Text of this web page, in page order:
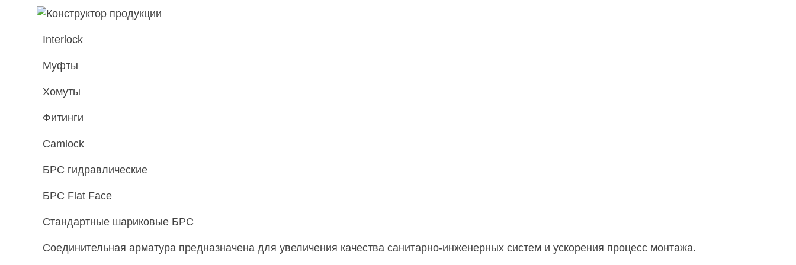
Interlock
Муфты
Хомуты
Фитинги
Camlock
БРС гидравлические
БРС Flat Face
Стандартные шариковые БРС
Соединительная арматура предназначена для увеличения качества санитарно-инженерных систем и ускорения процесс монтажа.